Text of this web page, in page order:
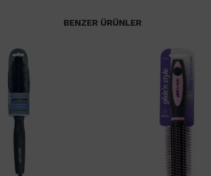
BENZER ÜRÜNLER